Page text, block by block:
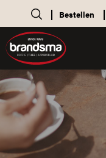
Bestellen